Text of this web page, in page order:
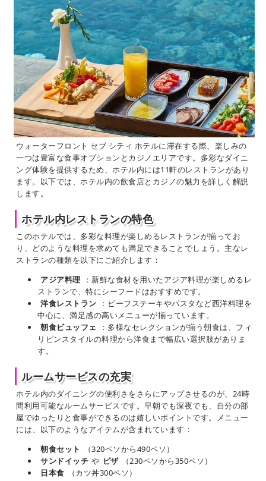
ウォーターフロント セブ シティ ホテルに滞在する際、楽しみの
一つは豊富な食事オプションとカジノエリアです。多彩なダイニ
ング体験を提供するため、ホテル内には11軒のレストランがあり
ます。以下では、ホテル内の飲食店とカジノの魅力を詳しく解説
します。
ホテル内レストランの特色
このホテルでは、多彩な料理が楽しめるレストランが揃ってお
り、どのような料理を求めても満足できることでしょう。主なレ
ストランの種類を以下にご紹介します：
アジア料理
：新鮮な食材を用いたアジア料理が楽しめるレ
ストランで、特にシーフードはおすすめです。
洋食レストラン
：ビーフステーキやパスタなど西洋料理を
中心に、満足感の高いメニューが揃っています。
朝食ビュッフェ
：多様なセレクションが揃う朝食は、フィ
リピンスタイルの料理から洋食まで幅広い選択肢がありま
す。
ルームサービスの充実
ホテル内のダイニングの便利さをさらにアップさせるのが、24時
間利用可能なルームサービスです。早朝でも深夜でも、自分の部
屋でゆったりと食事ができるのは嬉しいポイントです。メニュー
には、以下のようなアイテムが含まれています：
朝食セット
（320ペソから490ペソ）
サンドイッチ や ピザ
（230ペソから350ペソ）
日本食
（カツ丼300ペソ）